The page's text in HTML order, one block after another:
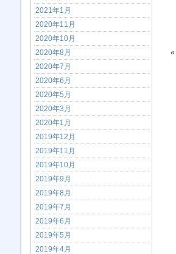
«
2021年1月
2020年11月
2020年10月
2020年8月
2020年7月
2020年6月
2020年5月
2020年3月
2020年1月
2019年12月
2019年11月
2019年10月
2019年9月
2019年8月
2019年7月
2019年6月
2019年5月
2019年4月